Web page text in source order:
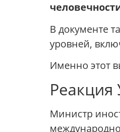
В документе
уровней,
Именно этот
Министр